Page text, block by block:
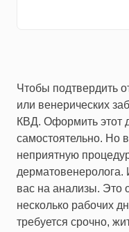
Чтобы подтвердить
или венерических
КВД. Оформить этот
самостоятельно. Но
неприятную
дерматовенеролога.
вас на анализы. Это
несколько рабочих
требуется срочно,